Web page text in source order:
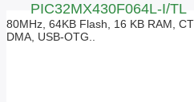
PIC32MX430F064L-I/TL
80MHz, 64KB Flash, 16 KB RAM,
DMA, USB-OTG..